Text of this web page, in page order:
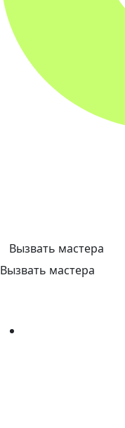
Вызвать мастера
Вызвать мастера